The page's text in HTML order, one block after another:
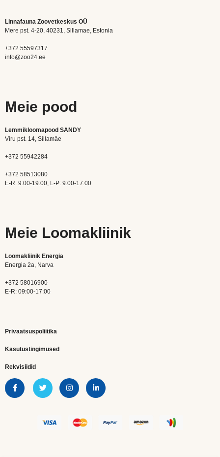
Linnafauna Zoovetkeskus OÜ
Mere pst. 4-20, 40231, Sillamae, Estonia
+372 55597317
info@zoo24.ee
Meie pood
Lemmikloomapood SANDY
Viru pst. 14, Sillamäe
+372 55942284
+372 58513080
E-R: 9:00-19:00, L-P: 9:00-17:00
Meie Loomakliinik
Loomakliinik Energia
Energia 2a, Narva
+372 58016900
E-R: 09:00-17:00
Privaatsuspoliitika
Kasutustingimused
Rekvisiidid